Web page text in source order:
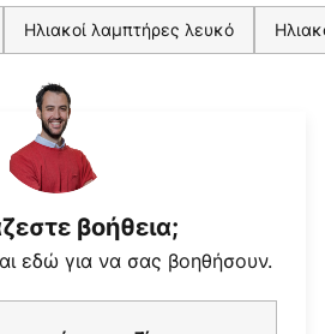
Ηλιακοί λαμπτήρες λευκό
βοήθεια;
εδώ για να σας βοηθήσουν.